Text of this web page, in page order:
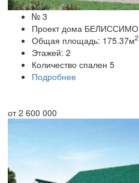
№ 3
Проект дома БЕЛИССИМО
Общая площадь: 175.37м2
Этажей: 2
Количество спален 5
Подробнее
от2 600 000